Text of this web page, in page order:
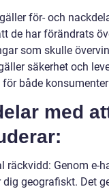
för- och
de har förändrats
som skulle
säkerhet och
både
med
räckvidd: Genom e-
dig geografiskt. Det